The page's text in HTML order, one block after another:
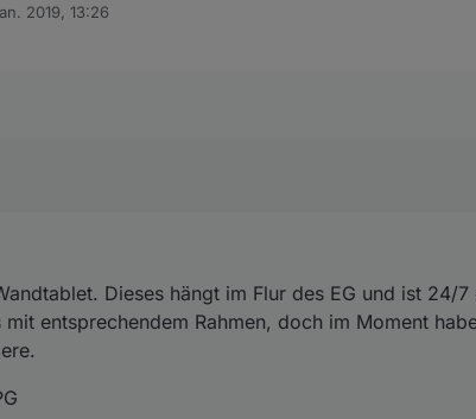
2019, 13:26
Dieses hängt im Flur des EG und ist 24/
entsprechendem Rahmen, doch im Moment